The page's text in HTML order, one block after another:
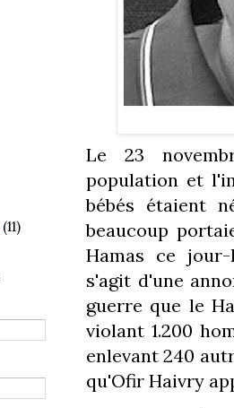
Le 23
population et
bébés étaient
beaucoup
Hamas ce
s'agit d'une
guerre que le
violant 1.200
enlevant 240
qu'Ofir Haivry
(11)